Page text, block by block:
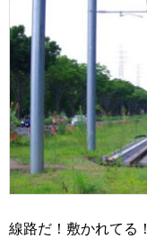
線路だ！敷かれてる！